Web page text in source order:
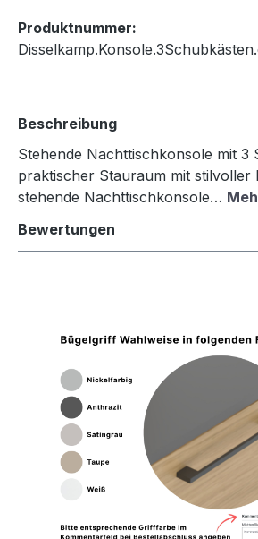
Produktnummer:
Beschreibung
Stehende Nachttischkonsole mit 3
praktischer Stauraum mit stilvoller
stehende Nachttischkonsole…
Bewertungen